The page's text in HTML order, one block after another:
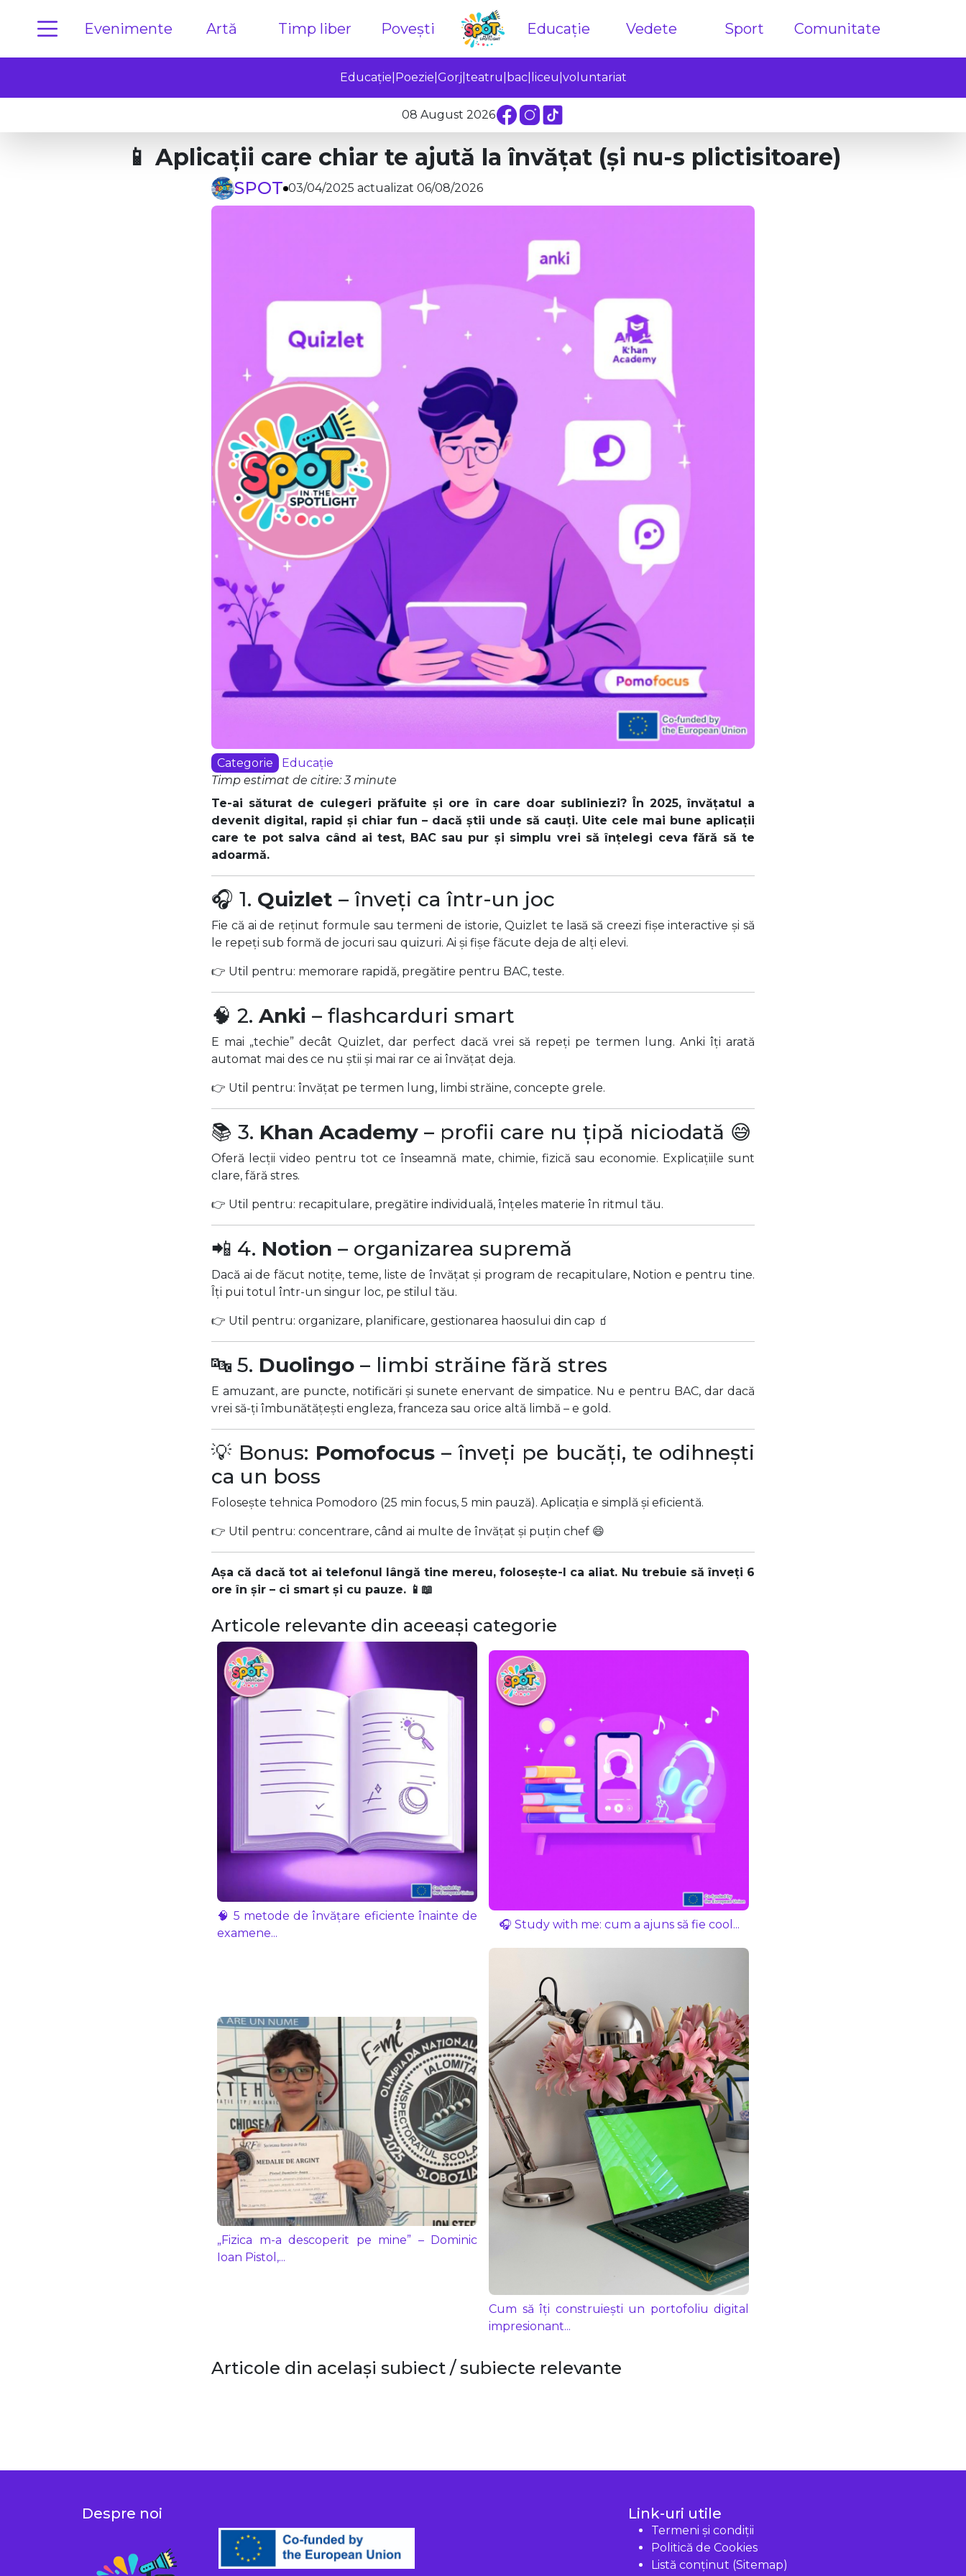
Evenimente Artă Timp liber Povești Educație Vedete Sport Comunitate
Educație Poezie Gorj teatru bac| liceu voluntariat
08 August 2026
📱 Aplicații care chiar te ajută la învățat (și nu-s plictisitoare)
SPOT 03/04/2025 actualizat 06/08/2026
Categorie
Educație
Timp estimat de citire: 3 minute
Te-ai săturat de culegeri prăfuite și ore în care doar subliniezi? În 2025, învățatul a
devenit digital, rapid și chiar fun – dacă știi unde să cauți. Uite cele mai bune aplicații
care te pot salva când ai test, BAC sau pur și simplu vrei să înțelegi ceva fără să te
adoarmă.
🎧 1. Quizlet – înveți ca într-un joc
Fie că ai de reținut formule sau termeni de istorie, Quizlet te lasă să creezi fișe interactive și să
le repeți sub formă de jocuri sau quizuri. Ai și fișe făcute deja de alți elevi.
👉 Util pentru: memorare rapidă, pregătire pentru BAC, teste.
🧠 2. Anki – flashcarduri smart
E mai „techie” decât Quizlet, dar perfect dacă vrei să repeți pe termen lung. Anki îți arată
automat mai des ce nu știi și mai rar ce ai învățat deja.
👉 Util pentru: învățat pe termen lung, limbi străine, concepte grele.
📚 3. Khan Academy – profii care nu țipă niciodată 😅
Oferă lecții video pentru tot ce înseamnă mate, chimie, fizică sau economie. Explicațiile sunt
clare, fără stres.
👉 Util pentru: recapitulare, pregătire individuală, înțeles materie în ritmul tău.
📲 4. Notion – organizarea supremă
Dacă ai de făcut notițe, teme, liste de învățat și program de recapitulare, Notion e pentru tine.
Îți pui totul într-un singur loc, pe stilul tău.
👉 Util pentru: organizare, planificare, gestionarea haosului din cap 🧃
🔤 5. Duolingo – limbi străine fără stres
E amuzant, are puncte, notificări și sunete enervant de simpatice. Nu e pentru BAC, dar dacă
vrei să-ți îmbunătățești engleza, franceza sau orice altă limbă – e gold.
💡 Bonus: Pomofocus– înveți pe bucăți, te odihnești
ca un boss
Folosește tehnica Pomodoro (25 min focus, 5 min pauză). Aplicația e simplă și eficientă.
👉 Util pentru: concentrare, când ai multe de învățat și puțin chef 😄
Așa că dacă tot ai telefonul lângă tine mereu, folosește-l ca aliat. Nu trebuie să înveți 6
ore în șir – ci smart și cu pauze. 📱📖
Articole relevante din aceeași categorie
🧠 5 metode de învățare eficiente înainte de
examene...
🎧 Study with me: cum a ajuns să fie cool...
„Fizica m-a descoperit pe mine” – Dominic
Ioan Pistol,...
Cum să îți construiești un portofoliu digital
impresionant...
Articole din același subiect / subiecte relevante
Despre noi Link-uri utile
Termeni și condiții
Politică de Cookies
Listă conținut (Sitemap)